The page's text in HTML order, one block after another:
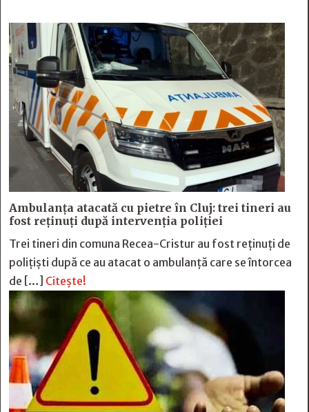
Ambulanța atacată cu pietre în Cluj: trei tineri au
fost reținuți după intervenția poliției
Trei tineri din comuna Recea-Cristur au fost reținuți de
polițiști după ce au atacat o ambulanță care se întorcea
de […] Citește!